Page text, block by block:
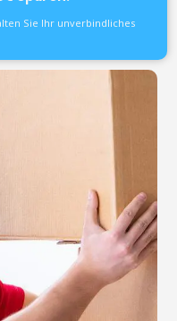
Sie Ihr unverbindliches